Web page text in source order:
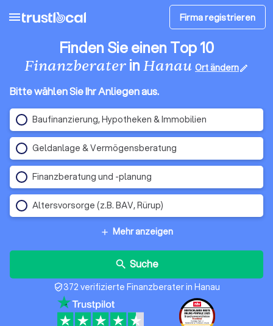
menu Firma registrieren
Finden Sie einen Top 10
FinanzberaterinHanau Ort ändernedit
Bitte wählen Sie Ihr Anliegen aus.
Baufinanzierung, Hypotheken & Immobilien
Geldanlage & Vermögensberatung
Finanzberatung und -planung
Altersvorsorge (z.B. BAV, Rürup)
add Mehr anzeigen
search Suche
verified_user372 verifizierte Finanzberater in Hanau